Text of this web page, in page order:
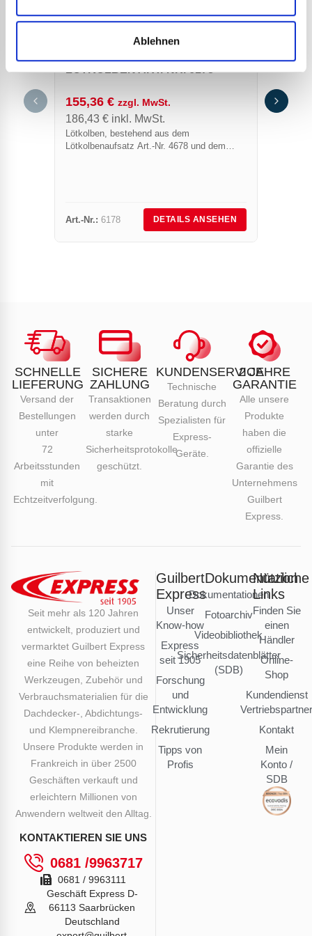
Ablehnen
LÖTKOLBEN ART.-NR. 6178
155,36 € zzgl. MwSt.
186,43 € inkl. MwSt.
Lötkolben, bestehend aus dem
Lötkolbenaufsatz Art.-Nr. 4678 und dem
Art.-Nr.: 6178 DETAILS ANSEHEN
SCHNELLE
LIEFERUNG
Versand der
Bestellungen
unter
72
Arbeitsstunden
mit
Echtzeitverfolgung.
SICHERE
ZAHLUNG
Transaktionen
werden durch
starke
Sicherheitsprotokolle
geschützt.
KUNDENSERVICE
Technische
Beratung durch
Spezialisten für
Express-
Geräte.
2 JAHRE
GARANTIE
Alle unsere
Produkte
haben die
offizielle
Garantie des
Unternehmens
Guilbert
Express.
Seit mehr als 120 Jahren
entwickelt, produziert und
vermarktet Guilbert Express
eine Reihe von beheizten
Werkzeugen, Zubehör und
Verbrauchsmaterialien für die
Dachdecker-, Abdichtungs-
und Klempnereibranche.
Unsere Produkte werden in
Frankreich in über 2500
Geschäften verkauft und
erleichtern Millionen von
Anwendern weltweit den Alltag.
KONTAKTIEREN SIE UNS
0681 /9963717
0681 / 9963111
Geschäft Express D-
66113 Saarbrücken
Deutschland
Guilbert
Express
Unser
Know-how
Express
seit 1905
Forschung
und
Entwicklung
Rekrutierung
Tipps von
Profis
Dokumentation
Dokumentationen
Fotoarchiv
Videobibliothek
Sicherheitsdatenblätter
(SDB)
Nützliche
Links
Finden Sie
einen
Händler
Online-
Shop
Kundendienst
Kontakt
Mein
Konto /
SDB